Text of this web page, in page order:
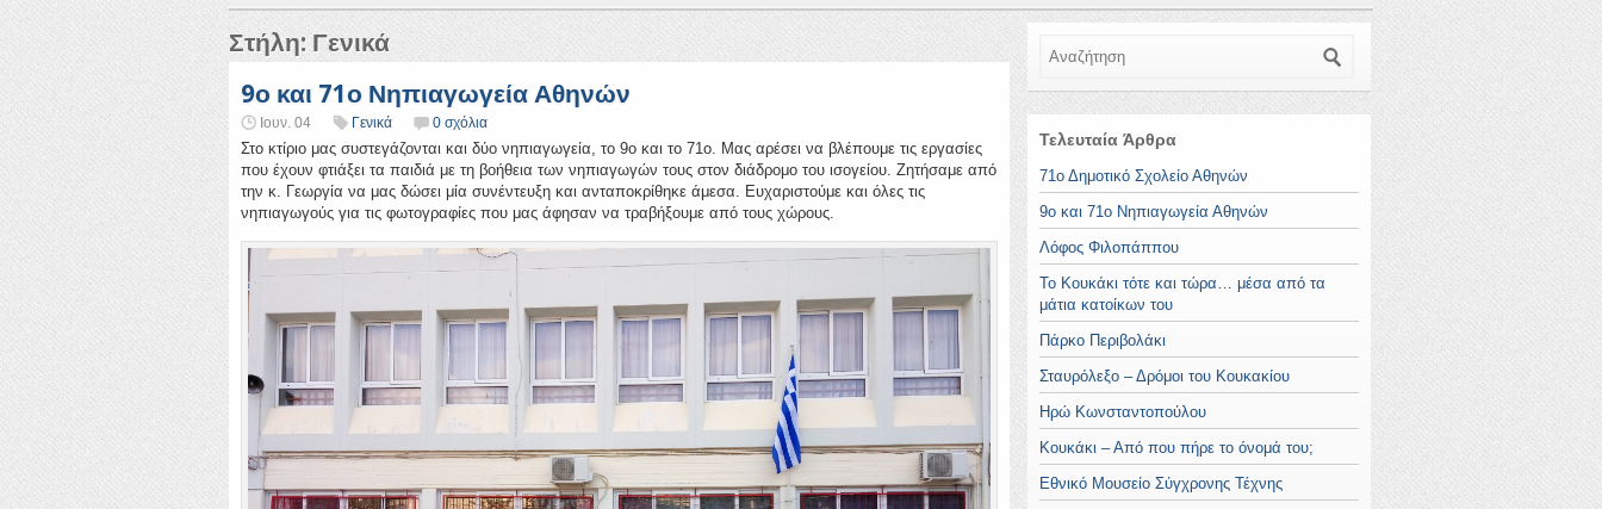
Στήλη: Γενικά
9ο και 71ο Νηπιαγωγεία Αθηνών
Ιουν. 04 Γενικά 0 σχόλια
Στο κτίριο μας συστεγάζονται και δύο νηπιαγωγεία, το 9ο και το 71ο. Μας αρέσει να βλέπουμε τις εργασίες
που έχουν φτιάξει τα παιδιά με τη βοήθεια των νηπιαγωγών τους στον διάδρομο του ισογείου. Ζητήσαμε από
την κ. Γεωργία να μας δώσει μία συνέντευξη και ανταποκρίθηκε άμεσα. Ευχαριστούμε και όλες τις
νηπιαγωγούς για τις φωτογραφίες που μας άφησαν να τραβήξουμε από τους χώρους.
Τελευταία Άρθρα
71ο Δημοτικό Σχολείο Αθηνών
9ο και 71ο Νηπιαγωγεία Αθηνών
Λόφος Φιλοπάππου
Το Κουκάκι τότε και τώρα… μέσα από τα
μάτια κατοίκων του
Πάρκο Περιβολάκι
Σταυρόλεξο – Δρόμοι του Κουκακίου
Ηρώ Κωνσταντοπούλου
Κουκάκι – Από που πήρε το όνομά του;
Εθνικό Μουσείο Σύγχρονης Τέχνης